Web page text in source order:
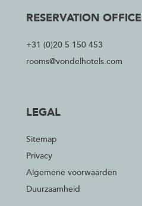
RESERVATION OFFICE
+31 (0)20 5 150 453
rooms@vondelhotels.com
LEGAL
Sitemap
Privacy
Algemene voorwaarden
Duurzaamheid